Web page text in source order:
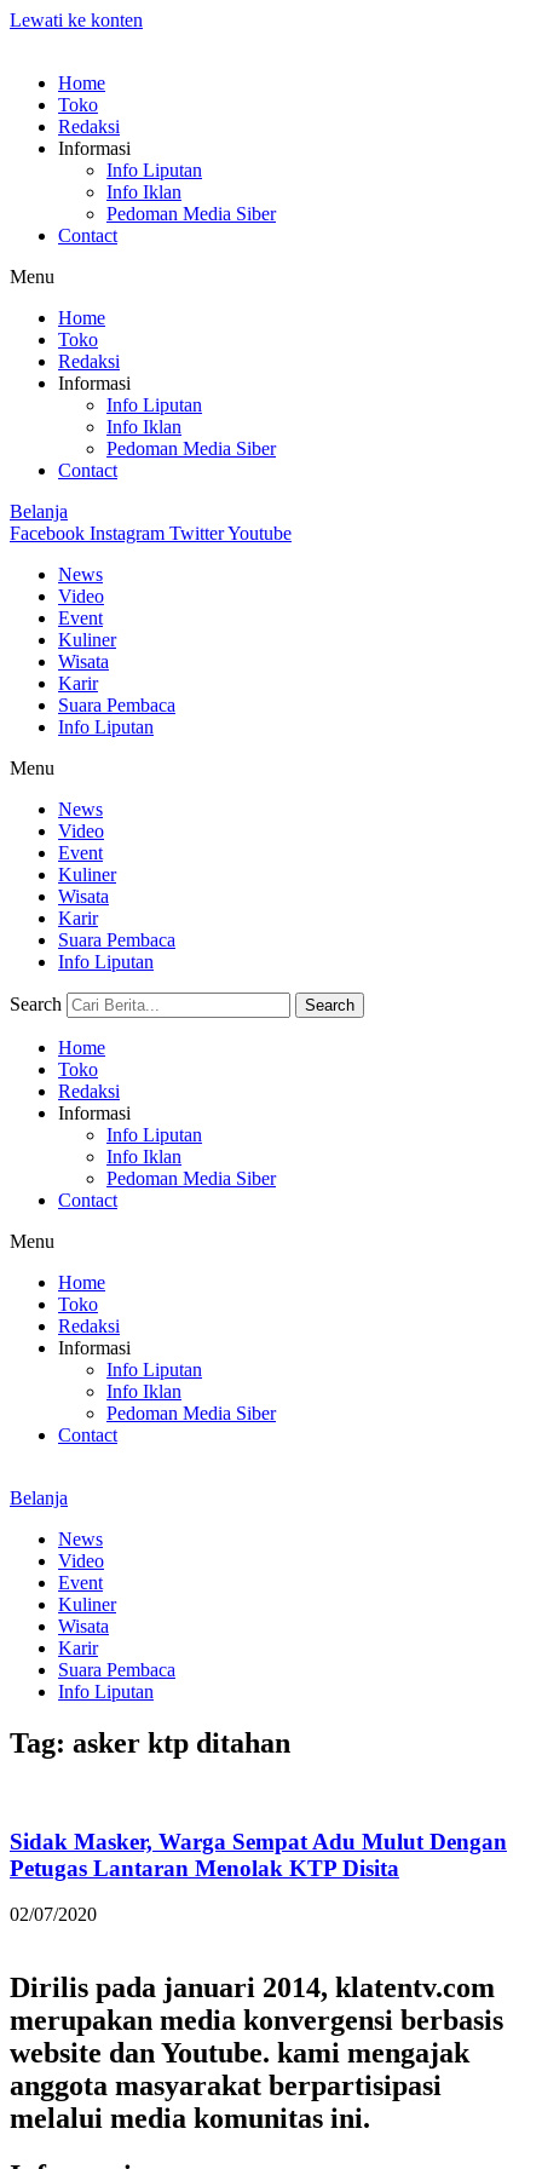
Lewati ke konten
Home
Toko
Redaksi
Informasi
Info Liputan
Info Iklan
Pedoman Media Siber
Contact
Menu
Home
Toko
Redaksi
Informasi
Info Liputan
Info Iklan
Pedoman Media Siber
Contact
Belanja
Facebook Instagram TwitterYoutube
News
Video
Event
Kuliner
Wisata
Karir
Suara Pembaca
Info Liputan
Menu
News
Video
Event
Kuliner
Wisata
Karir
Suara Pembaca
Info Liputan
Search Search
Home
Toko
Redaksi
Informasi
Info Liputan
Info Iklan
Pedoman Media Siber
Contact
Menu
Home
Toko
Redaksi
Informasi
Info Liputan
Info Iklan
Pedoman Media Siber
Contact
Belanja
News
Video
Event
Kuliner
Wisata
Karir
Suara Pembaca
Info Liputan
Tag: asker ktp ditahan
Sidak Masker, Warga Sempat Adu Mulut Dengan
Petugas Lantaran Menolak KTP Disita
02/07/2020
Dirilis pada januari 2014, klatentv.com
merupakan media konvergensi berbasis
website dan Youtube. kami mengajak
anggota masyarakat berpartisipasi
melalui media komunitas ini.